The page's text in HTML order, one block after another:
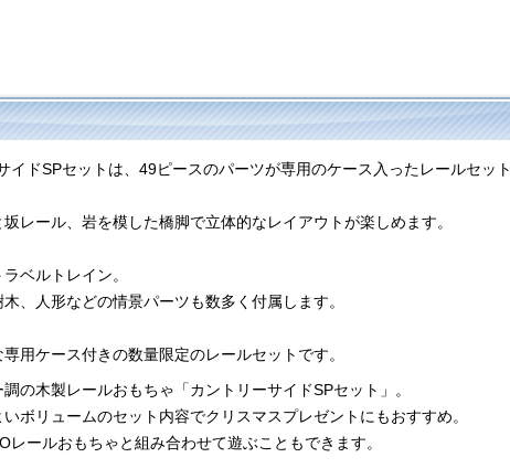
イドSPセットは、49ピースのパーツが専用のケース入ったレールセット
レール、岩を模した橋脚で立体的なレイアウトが楽しめます。
ベルトレイン。
、人形などの情景パーツも数多く付属します。
用ケース付きの数量限定のレールセットです。
の木製レールおもちゃ「カントリーサイドSPセット」。
いボリュームのセット内容でクリスマスプレゼントにもおすすめ。
レールおもちゃと組み合わせて遊ぶこともできます。